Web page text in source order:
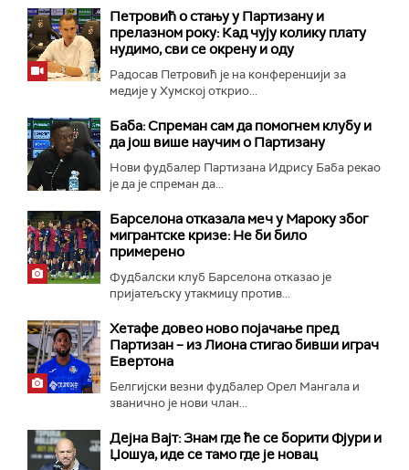
Петровић о стању у Партизану и
прелазном року: Кад чују колику плату
нудимо, сви се окрену и оду
Радосав Петровић је на конференцији за
медије у Хумској открио...
Баба: Спреман сам да помогнем клубу и
да још више научим о Партизану
Нови фудбалер Партизана Идрису Баба рекао
је да је спреман да...
Барселона отказала меч у Мароку због
мигрантске кризе: Не би било
примерено
Фудбалски клуб Барселона отказао је
пријатељску утакмицу против...
Хетафе довео ново појачање пред
Партизан – из Лиона стигао бивши играч
Евертона
Белгијски везни фудбалер Орел Мангала и
званично је нови члан...
Дејна Вајт: Знам где ће се борити Фјури и
Џошуа, иде се тамо где је новац